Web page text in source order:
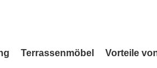
Terrassenmöbel Vorteile